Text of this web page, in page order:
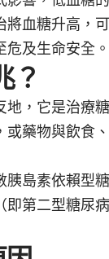
血糖升高，
及生命安全。
？
，它是治療
藥物與飲食
胰島素依賴型
第二型糖尿